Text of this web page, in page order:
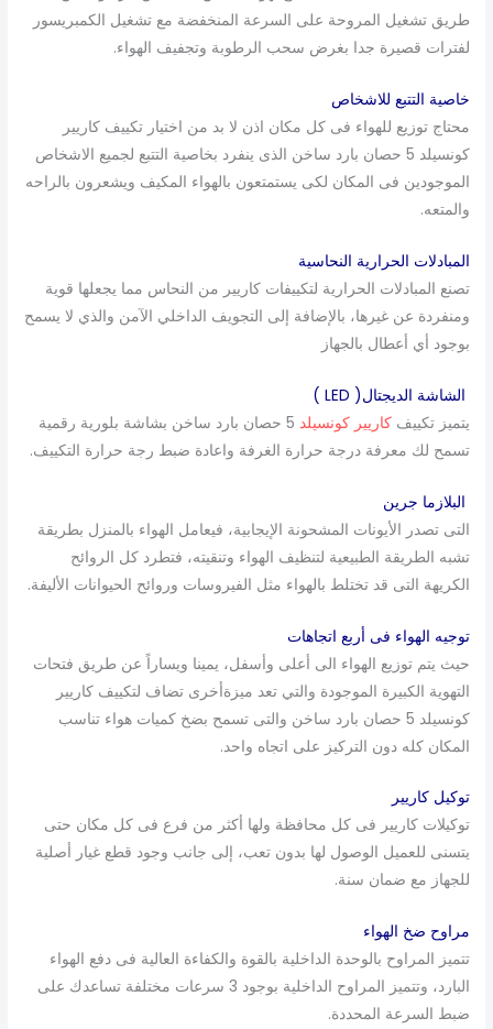
طريق تشغيل المروحة على السرعة المنخفضة مع تشغيل الكمبريسور
لفترات قصيرة جدا بغرض سحب الرطوبة وتجفيف الهواء.
خاصية التتبع للاشخاص
محتاج توزيع للهواء فى كل مكان اذن لا بد من اختيار تكييف كاريير
كونسيلد 5 حصان بارد ساخن الذى ينفرد بخاصية التتبع لجميع الاشخاص
الموجودين فى المكان لكى يستمتعون بالهواء المكيف ويشعرون بالراحه
والمتعه.
المبادلات الحرارية النحاسية
تصنع المبادلات الحرارية لتكييفات كاريير من النحاس مما يجعلها قوية
ومنفردة عن غيرها، بالإضافة إلى التجويف الداخلي الآمن والذي لا يسمح
بوجود أي أعطال بالجهاز
الشاشة الديجتال( LED )
يتميز تكييف كاريير كونسيلد
5 حصان بارد ساخن بشاشة بلورية رقمية
تسمح لك معرفة درجة حرارة الغرفة واعادة ضبط رجة حرارة التكييف.
البلازما جرين
التى تصدر الأيونات المشحونة الإيجابية، فيعامل الهواء بالمنزل بطريقة
تشبه الطريقة الطبيعية لتنظيف الهواء وتنقيته، فتطرد كل الروائح
الكريهة التى قد تختلط بالهواء مثل الفيروسات وروائح الحيوانات الأليفة.
توجيه الهواء فى أربع اتجاهات
حيث يتم توزيع الهواء الى أعلى وأسفل، يمينا ويساراً عن طريق فتحات
التهوية الكبيرة الموجودة والتي تعد ميزةأخرى تضاف لتكييف كاريير
كونسيلد 5 حصان بارد ساخن والتى تسمح بضخ كميات هواء تناسب
المكان كله دون التركيز على اتجاه واحد.
توكيل كاريير
توكيلات كاريير فى كل محافظة ولها أكثر من فرع فى كل مكان حتى
يتسنى للعميل الوصول لها بدون تعب، إلى جانب وجود قطع غيار أصلية
للجهاز مع ضمان سنة.
مراوح ضخ الهواء
تتميز المراوح بالوحدة الداخلية بالقوة والكفاءة العالية فى دفع الهواء
البارد، وتتميز المراوح الداخلية بوجود 3 سرعات مختلفة تساعدك على
ضبط السرعة المحددة.